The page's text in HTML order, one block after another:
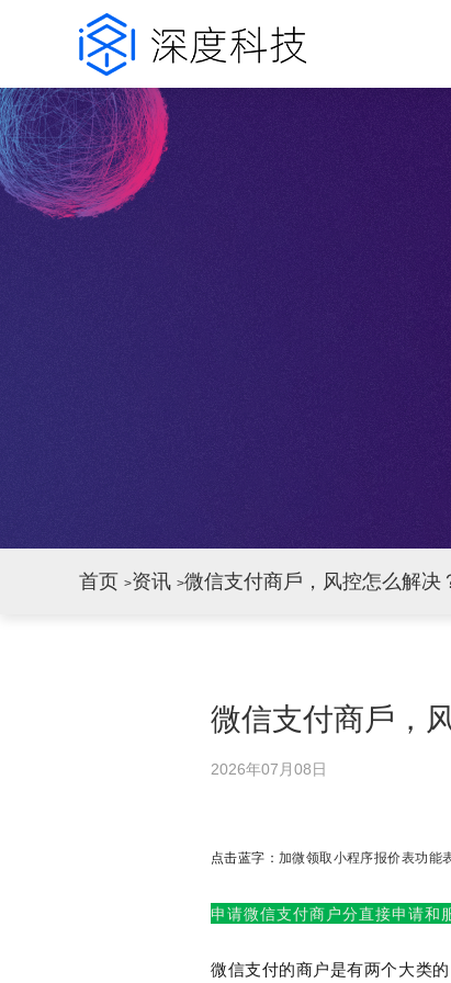
首页 >资讯 >微信支付商戶，风控怎么解决
微信支付商戶，
2026年07月08日
点击蓝字：加微领取小程序报价表功能
申请微信支付商户分直接申请和
微信支付的商户是有两个大类